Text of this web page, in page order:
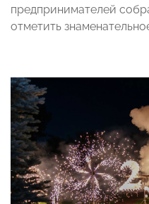
предпринимателей
отметить